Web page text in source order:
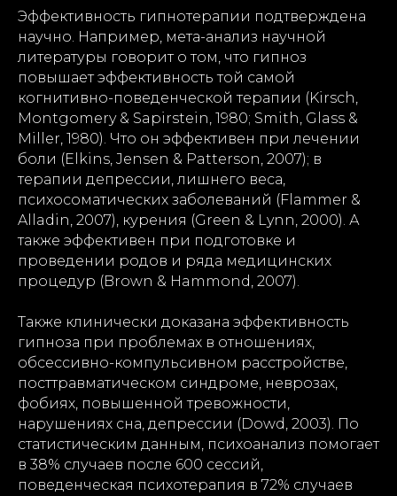
Эффективность гипнотерапии подтверждена
научно. Например, мета-анализ научной
литературы говорит о том, что гипноз
повышает эффективность той самой
когнитивно-поведенческой терапии (Kirsch,
Montgomery & Sapirstein, 1980; Smith, Glass &
Miller, 1980). Что он эффективен при лечении
боли (Elkins, Jensen & Patterson, 2007); в
терапии депрессии, лишнего веса,
психосоматических заболеваний (Flammer &
Alladin, 2007), курения (Green & Lynn, 2000). А
также эффективен при подготовке и
проведении родов и ряда медицинских
процедур (Brown & Hammond, 2007).
Также клинически доказана эффективность
гипноза при проблемах в отношениях,
обсессивно-компульсивном расстройстве,
посттравматическом синдроме, неврозах,
фобиях, повышенной тревожности,
нарушениях сна, депрессии (Dowd, 2003). По
статистическим данным, психоанализ помогает
в 38% случаев после 600 сессий,
поведенческая психотерапия в 72% случаев